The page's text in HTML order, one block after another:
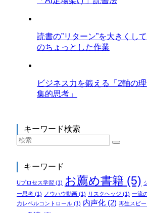
読書の”リターン”を大きくし
のちょっとした作業
ビジネス力を鍛える「2軸の
集的思考」
キーワード検索
キーワード
Uプロセス学習 (1) お薦め書籍 (5)
ー思考(1) ノウハウ動画(1) リスクヘッジ (1) 一流
力レベルコントロール(1) 内声化(2) 再生スピー